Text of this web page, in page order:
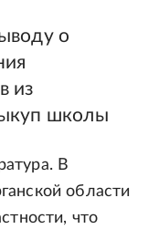
о
из
школы
В
области
что